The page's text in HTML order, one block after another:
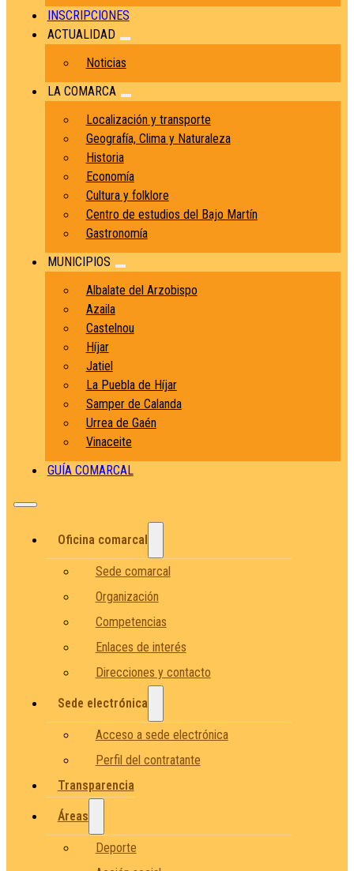
INSCRIPCIONES
ACTUALIDAD
Noticias
LA COMARCA
Localización y transporte
Geografía, Clima y Naturaleza
Historia
Economía
Cultura y folklore
Centro de estudios del Bajo Martín
Gastronomía
MUNICIPIOS
Albalate del Arzobispo
Azaila
Castelnou
Híjar
Jatiel
La Puebla de Híjar
Samper de Calanda
Urrea de Gaén
Vinaceite
GUÍA COMARCAL
Oficina comarcal
Sede comarcal
Organización
Competencias
Enlaces de interés
Direcciones y contacto
Sede electrónica
Acceso a sede electrónica
Perfil del contratante
Transparencia
Áreas
Deporte